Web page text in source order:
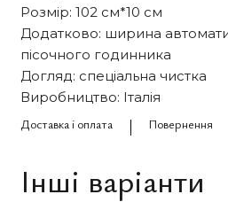
Розмір: 102 см*10 см
Додатково: ширина
пісочного годинника
Догляд: спеціальна чистка
Виробництво: Італія
Доставка і оплата
Повернення
Інші варіанти